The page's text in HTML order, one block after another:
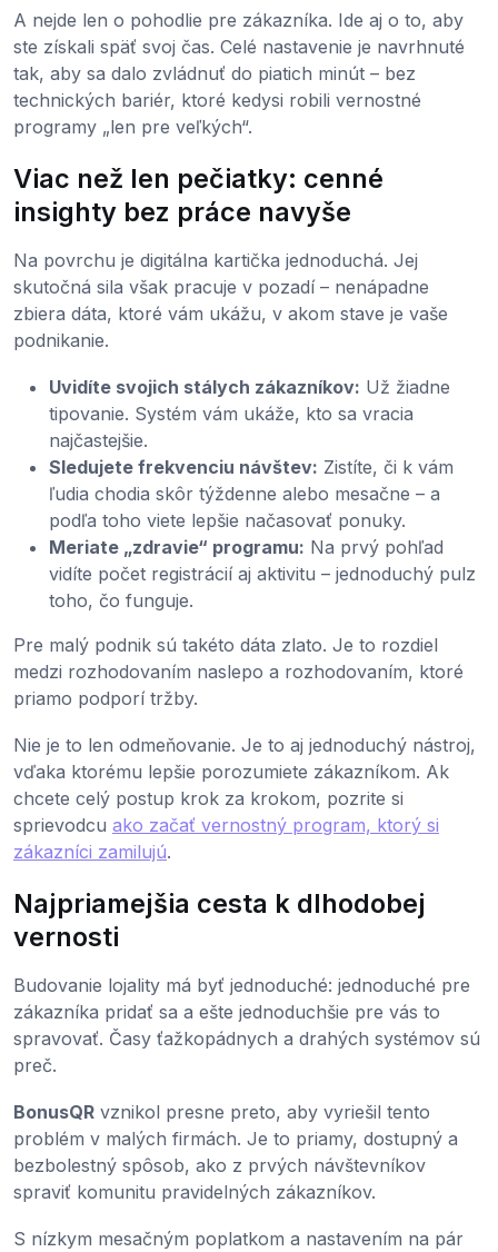
A nejde len o pohodlie pre zákazníka. Ide aj o to, aby
ste získali späť svoj čas. Celé nastavenie je navrhnuté
tak, aby sa dalo zvládnuť do piatich minút – bez
technických bariér, ktoré kedysi robili vernostné
programy „len pre veľkých“.
Viac než len pečiatky: cenné
insighty bez práce navyše
Na povrchu je digitálna kartička jednoduchá. Jej
skutočná sila však pracuje v pozadí – nenápadne
zbiera dáta, ktoré vám ukážu, v akom stave je vaše
podnikanie.
Uvidíte svojich stálych zákazníkov: Už žiadne
tipovanie. Systém vám ukáže, kto sa vracia
najčastejšie.
Sledujete frekvenciu návštev: Zistíte, či k vám
ľudia chodia skôr týždenne alebo mesačne – a
podľa toho viete lepšie načasovať ponuky.
Meriate „zdravie“ programu: Na prvý pohľad
vidíte počet registrácií aj aktivitu – jednoduchý pulz
toho, čo funguje.
Pre malý podnik sú takéto dáta zlato. Je to rozdiel
medzi rozhodovaním naslepo a rozhodovaním, ktoré
priamo podporí tržby.
Nie je to len odmeňovanie. Je to aj jednoduchý nástroj,
vďaka ktorému lepšie porozumiete zákazníkom. Ak
chcete celý postup krok za krokom, pozrite si
sprievodcu ako začať vernostný program, ktorý si
zákazníci zamilujú.
Najpriamejšia cesta k dlhodobej
vernosti
Budovanie lojality má byť jednoduché: jednoduché pre
zákazníka pridať sa a ešte jednoduchšie pre vás to
spravovať. Časy ťažkopádnych a drahých systémov sú
preč.
BonusQR vznikol presne preto, aby vyriešil tento
problém v malých firmách. Je to priamy, dostupný a
bezbolestný spôsob, ako z prvých návštevníkov
spraviť komunitu pravidelných zákazníkov.
S nízkym mesačným poplatkom a nastavením na pár